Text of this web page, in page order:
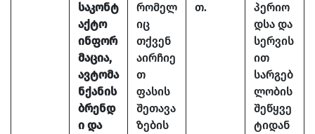
საკონტ
აქტო
ინფორ
მაცია,
ავტომა
ნქანის
ბრენდ
ი და
რომელ
იც
თქვენ
აირჩიე
თ
ფასის
შეთავა
ზების
თ.
პერიო
დსა და
სერვის
ით
სარგებ
ლობის
შეწყვე
ტიდან